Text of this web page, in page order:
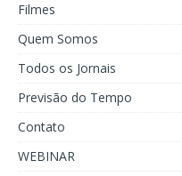
Filmes
Quem Somos
Todos os Jornais
Previsão do Tempo
Contato
WEBINAR